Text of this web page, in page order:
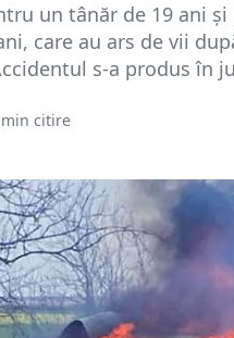
un tânăr de 19 ani
care au ars de vii
s-a produs în
citire